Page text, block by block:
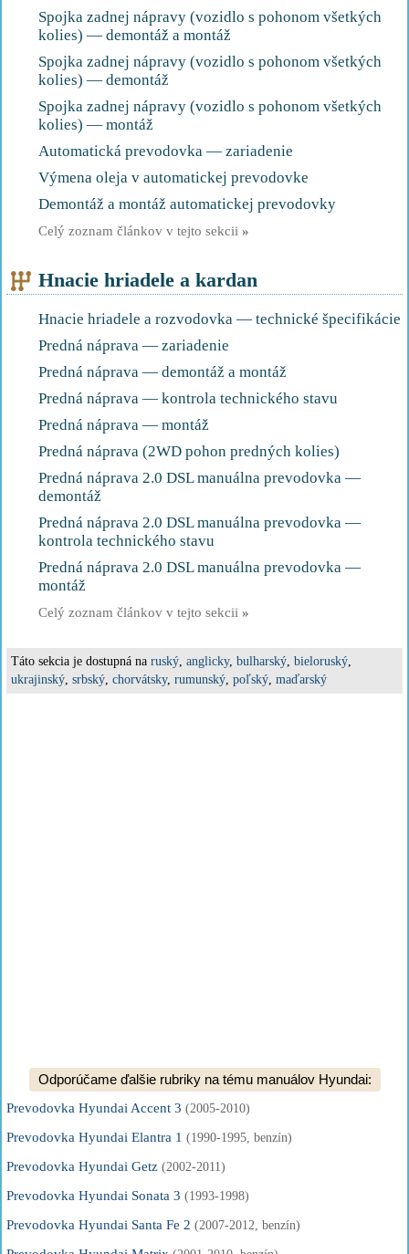
Spojka zadnej nápravy (vozidlo s pohonom všetkých
kolies) — demontáž a montáž
Spojka zadnej nápravy (vozidlo s pohonom všetkých
kolies) — demontáž
Spojka zadnej nápravy (vozidlo s pohonom všetkých
kolies) — montáž
Automatická prevodovka — zariadenie
Výmena oleja v automatickej prevodovke
Demontáž a montáž automatickej prevodovky
Celý zoznam článkov v tejto sekcii »
Hnacie hriadele a kardan
Hnacie hriadele a rozvodovka — technické špecifikácie
Predná náprava — zariadenie
Predná náprava — demontáž a montáž
Predná náprava — kontrola technického stavu
Predná náprava — montáž
Predná náprava (2WD pohon predných kolies)
Predná náprava 2.0 DSL manuálna prevodovka —
demontáž
Predná náprava 2.0 DSL manuálna prevodovka —
kontrola technického stavu
Predná náprava 2.0 DSL manuálna prevodovka —
montáž
Celý zoznam článkov v tejto sekcii »
Táto sekcia je dostupná na ruský, anglicky, bulharský, bieloruský,
ukrajinský, srbský, chorvátsky, rumunský, poľský, maďarský
Odporúčame ďalšie rubriky na tému manuálov Hyundai:
Prevodovka Hyundai Accent 3 (2005-2010)
Prevodovka Hyundai Elantra 1 (1990-1995, benzín)
Prevodovka Hyundai Getz (2002-2011)
Prevodovka Hyundai Sonata 3 (1993-1998)
Prevodovka Hyundai Santa Fe 2 (2007-2012, benzín)